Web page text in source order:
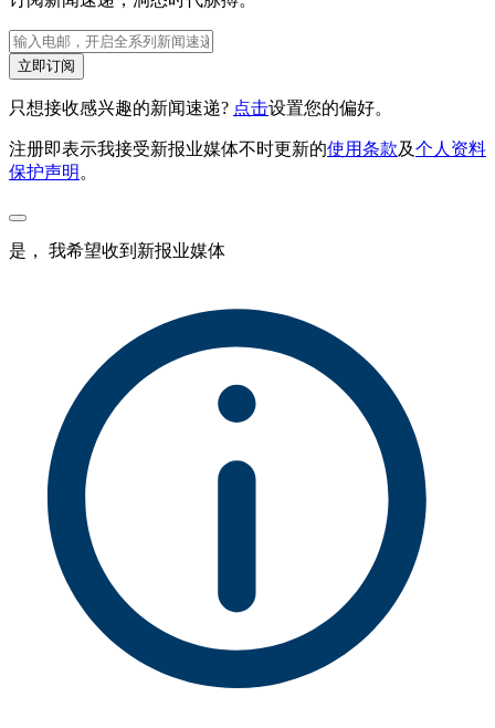
立即订阅
只想接收感兴趣的新闻速递? 点击设置您的偏好。
注册即表示我接受新报业媒体不时更新的使用条款及个人资料
保护声明 。
是， 我希望收到新报业媒体